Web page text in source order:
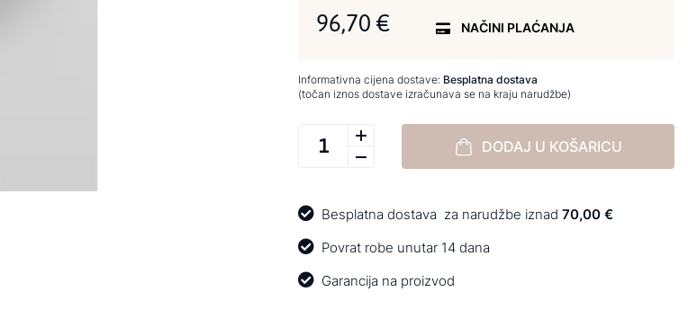
96,70 € NAČINI PLAĆANJA
Informativna cijena dostave: Besplatna dostava
(točan iznos dostave izračunava se na kraju narudžbe)
DODAJ U KOŠARICU
Besplatna dostava za narudžbe iznad 70,00 €
Povrat robe unutar 14 dana
Garancija na proizvod